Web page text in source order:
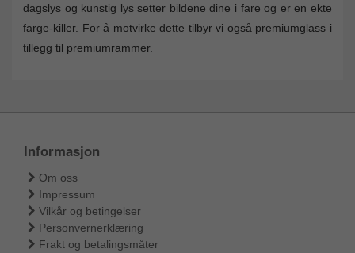
dagslys og kunstig lys setter bildene dine i fare og er en ekte
farge-killer. For å motvirke dette tilbyr vi også premiumglass i
tillegg til premiumrammer.
Informasjon
Om oss
Impressum
Vilkår og betingelser
Personvernerklæring
Frakt og betalingsmåter